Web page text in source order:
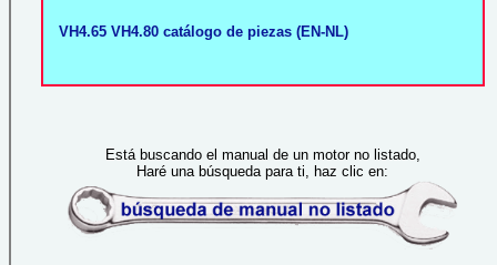
VH4.65 VH4.80 catálogo de piezas (EN-NL)
Está buscando el manual de un motor no listado,
Haré una búsqueda para ti, haz clic en: